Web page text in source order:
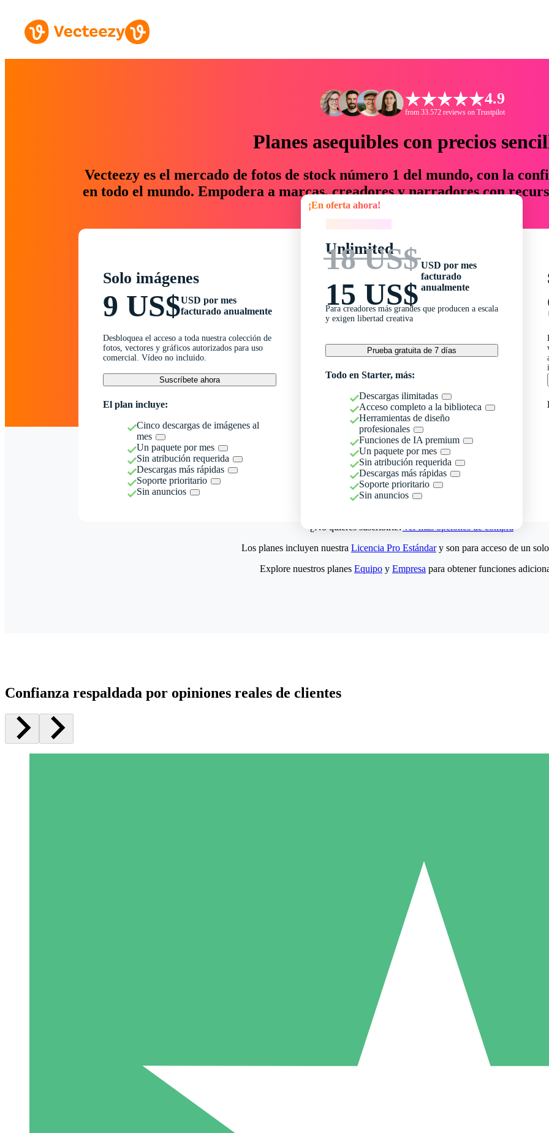
4.9
from 33.572 reviews on Trustpilot
Planes asequibles con precios
Vecteezy es el mercado de fotos de stock número 1 del mundo, con la
en todo el mundo. Empodera a marcas, creadores y narradores con
un 76 % en tiempo y presupuesto.
Solo imágenes
9 US$USD por mes
facturado anualmente
Desbloquea el acceso a toda nuestra colección de
fotos, vectores y gráficos autorizados para uso
comercial. Vídeo no incluido.
Suscríbete ahora
El plan incluye:
Cinco descargas de imágenes al
mes
Un paquete por mes
Sin atribución requerida
Descargas más rápidas
Soporte prioritario
Sin anuncios
¡En oferta ahora!
Unlimited
18 US$
15 US$
USD por mes
facturado
anualmente
Para creadores más grandes que producen a escala
y exigen libertad creativa
Prueba gratuita de 7 días
Todo en Starter, más:
Descargas ilimitadas
Acceso completo a la biblioteca
Herramientas de diseño
profesionales
Funciones de IA premium
Un paquete por mes
Sin atribución requerida
Descargas más rápidas
Soporte prioritario
Sin anuncios
¿No quieres suscribirte?Ver más opciones de compra
5 Descargas
15
Los planes incluyen nuestra Licencia Pro Estándary son para acceso de un
Explore nuestros planes Equipo y Empresa para obtener funciones
Confianza respaldada por opiniones reales de clientes